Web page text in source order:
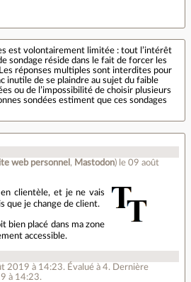
est volontairement limitée : tout l’intérêt
sondage réside dans le fait de forcer les
réponses multiples sont interdites pour
inutile de se plaindre au sujet du faible
ou de l’impossibilité de choisir plusieurs
sondées estiment que ces sondages
web personnel , Mastodon) le 09 août
clientèle, et je ne vais
que je change de client.
bien placé dans ma zone
accessible.
2019 à 14:23. Évalué à4. Dernière
à 14:23.